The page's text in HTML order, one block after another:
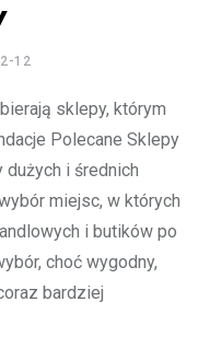
12
sklepy, którym
Polecane Sklepy
i średnich
miejsc, w których
i butików po
choć wygodny,
bardziej